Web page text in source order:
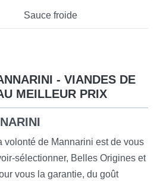
Sauce froide
- VIANDES DE
MEILLEUR PRIX
volonté de Mannarini est de vous
sélectionner, Belles Origines et
vous la garantie, du goût